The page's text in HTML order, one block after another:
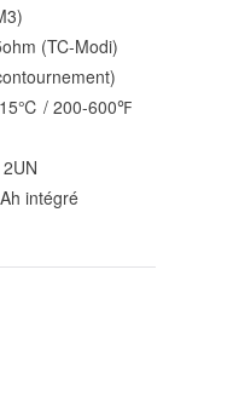
(TC-Modi)
/ 200-600℉
intégré